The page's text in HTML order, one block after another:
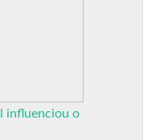
influenciou o